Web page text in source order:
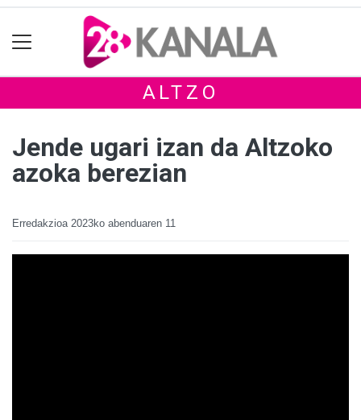
ALTZO
Jende ugari izan da Altzoko
azoka berezian
Erredakzioa 2023ko abenduaren 11